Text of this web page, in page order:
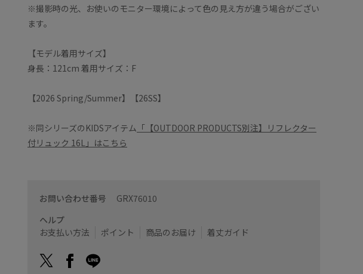
※撮影時の光、お使いのモニター環境によって色の見え方が違う場合がござい
ます。
【モデル着用サイズ】
身長：121cm 着用サイズ：F
【2026 Spring/Summer】【26SS】
※同シリーズのKIDSアイテム 「【OUTDOOR PRODUCTS別注】リフレクター
付リュック 16L」はこちら
お問い合わせ番号 GRX76010
ヘルプ
お支払い方法
ポイント 商品のお届け 着丈ガイド